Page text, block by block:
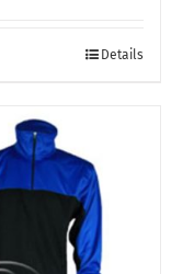
Details